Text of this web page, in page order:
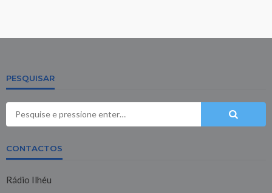
PESQUISAR
CONTACTOS
Rádio Ilhéu